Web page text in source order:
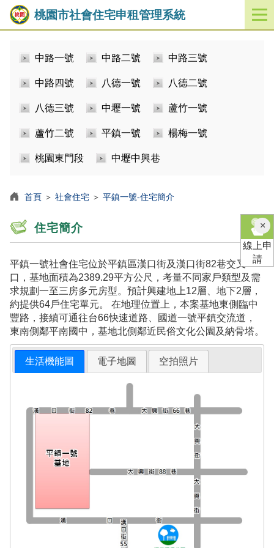
桃園市社會住宅申租管理系統
開
啟
中路一號 中路二號 中路三號
中路四號 八德一號 八德二號
八德三號 中壢一號 蘆竹一號
蘆竹二號 平鎮一號 楊梅一號
桃園東門段 中壢中興巷
首頁 ＞ 社會住宅 ＞ 平鎮一號-住宅簡介
住宅簡介
平鎮一號社會住宅位於平鎮區漢口街及漢口街82巷交叉
口，基地面積為2389.29平方公尺，考量不同家戶類型及需
求規劃一至三房多元房型。預計興建地上12層、地下2層，
約提供64戶住宅單元。 在地理位置上，本案基地東側臨中
豐路，接續可通往台66快速道路、國道一號平鎮交流道，
東南側鄰平南國中，基地北側鄰近民俗文化公園及納骨塔。
生活機能圖 電子地圖 空拍照片
×關
閉
線上申
請